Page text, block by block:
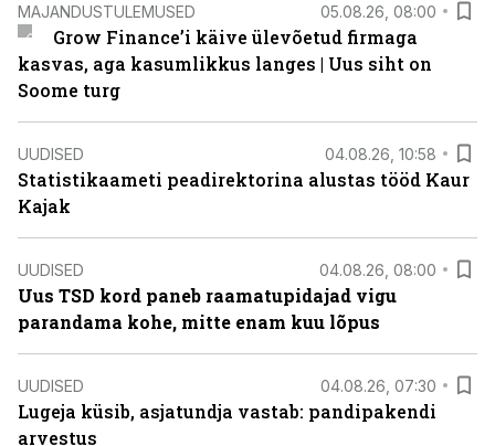
MAJANDUSTULEMUSED 05.08.26, 08:00
Grow Finance’i käive ülevõetud firmaga
kasvas, aga kasumlikkus langes | Uus siht on
Soome turg
UUDISED 04.08.26, 10:58
Statistikaameti peadirektorina alustas tööd Kaur
Kajak
UUDISED 04.08.26, 08:00
Uus TSD kord paneb raamatupidajad vigu
parandama kohe, mitte enam kuu lõpus
UUDISED 04.08.26, 07:30
Lugeja küsib, asjatundja vastab: pandipakendi
arvestus